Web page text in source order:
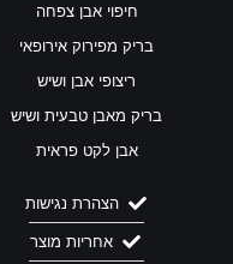
חיפוי אבן צפחה
בריק מפירוק אירופאי
ריצופי אבן ושיש
בריק מאבן טבעית ושיש
אבן לקט פראית
הצהרת נגישות
אחריות מוצר